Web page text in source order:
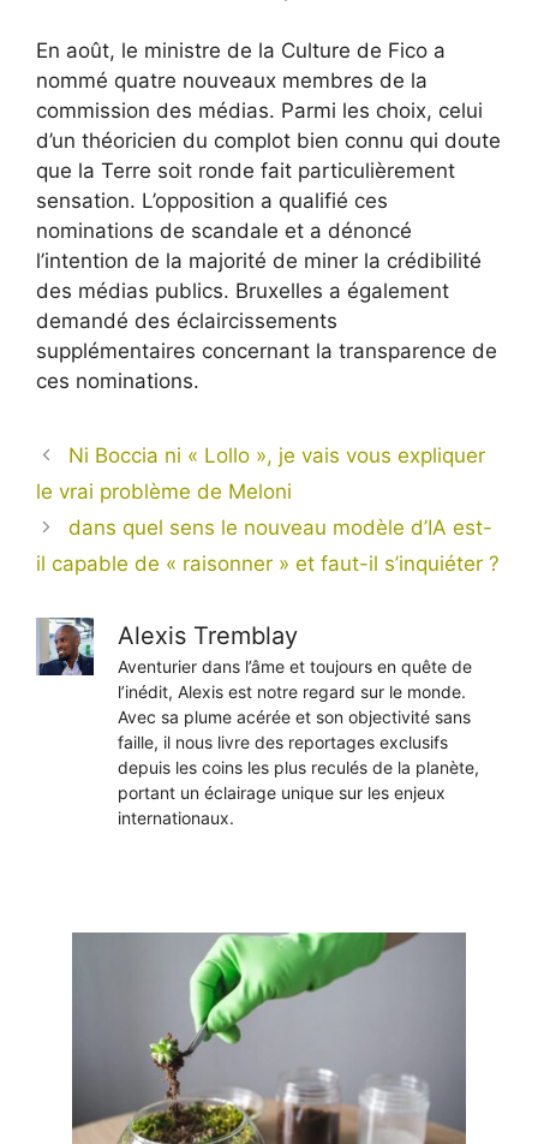
En août, le ministre de la Culture de Fico a
nommé quatre nouveaux membres de la
commission des médias. Parmi les choix, celui
d’un théoricien du complot bien connu qui doute
que la Terre soit ronde fait particulièrement
sensation. L’opposition a qualifié ces
nominations de scandale et a dénoncé
l’intention de la majorité de miner la crédibilité
des médias publics. Bruxelles a également
demandé des éclaircissements
supplémentaires concernant la transparence de
ces nominations.
Ni Boccia ni « Lollo », je vais vous expliquer
le vrai problème de Meloni
dans quel sens le nouveau modèle d’IA est-
il capable de « raisonner » et faut-il s’inquiéter ?
Alexis Tremblay
Aventurier dans l’âme et toujours en quête de
l’inédit, Alexis est notre regard sur le monde.
Avec sa plume acérée et son objectivité sans
faille, il nous livre des reportages exclusifs
depuis les coins les plus reculés de la planète,
portant un éclairage unique sur les enjeux
internationaux.